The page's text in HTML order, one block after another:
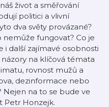
život a směřování
politici a vlivní
dva světy provázané?
fungovat? Co je
i další zajímavé osobnosti
na klíčová témata
rovnost mužů a
dezinformace nebo
Nejen na to se bude ve
Petr Honzejk.